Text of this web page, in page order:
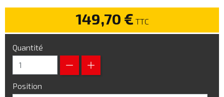
149,70 € TTC
Quantité
Position